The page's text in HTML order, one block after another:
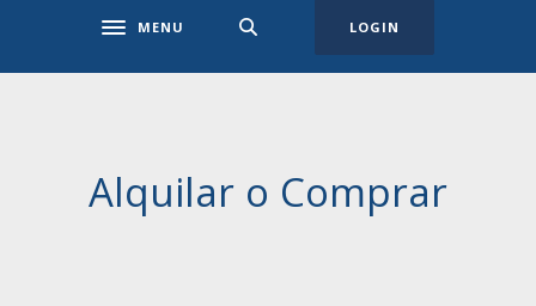
Toggle navigation
MENU LOGIN
Alquilar o Comprar